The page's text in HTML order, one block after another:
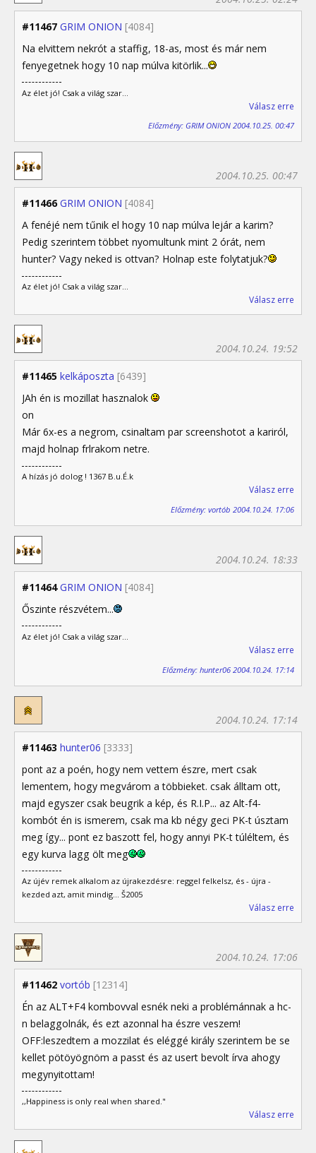
#11467 GRIM ONION [4084]
Na elvittem nekrót a staffig, 18-as, most és már nem
fenyegetnek hogy 10 nap múlva kitörlik...
Az élet jó! Csak a világ szar...
Válasz erre
Előzmény: GRIM ONION 2004.10.25. 00:47
#11466 GRIM ONION [4084]
2004.10.25. 00:47
A fenéjé nem tűnik el hogy 10 nap múlva lejár a karim?
Pedig szerintem többet nyomultunk mint 2 órát, nem
hunter? Vagy neked is ottvan? Holnap este folytatjuk?
Az élet jó! Csak a világ szar...
Válasz erre
#11465 kelkáposzta [6439]
2004.10.24. 19:52
JAh én is mozillat hasznalok
on
Már 6x-es a negrom, csinaltam par screenshotot a kariról,
majd holnap frlrakom netre.
A hízás jó dolog ! 1367 B.u.É.k
Válasz erre
Előzmény: vortób 2004.10.24. 17:06
#11464 GRIM ONION [4084]
2004.10.24. 18:33
Őszinte részvétem...
Az élet jó! Csak a világ szar...
Válasz erre
Előzmény: hunter06 2004.10.24. 17:14
#11463 hunter06 [3333]
2004.10.24. 17:14
pont az a poén, hogy nem vettem észre, mert csak
lementem, hogy megvárom a többieket. csak álltam ott,
majd egyszer csak beugrik a kép, és R.I.P... az Alt-f4-
kombót én is ismerem, csak ma kb négy geci PK-t úsztam
meg így... pont ez baszott fel, hogy annyi PK-t túléltem, és
egy kurva lagg ölt meg
Az újév remek alkalom az újrakezdésre: reggel felkelsz, és - újra -
kezded azt, amit mindig... Š2005
Válasz erre
#11462 vortób [12314]
2004.10.24. 17:06
Én az ALT+F4 kombovval esnék neki a problémánnak a hc-
n belaggolnák, és ezt azonnal ha észre veszem!
OFF:leszedtem a mozzilat és eléggé király szerintem be se
kellet pötöyögnöm a passt és az usert bevolt írva ahogy
megynyitottam!
,,Happiness is only real when shared."
Válasz erre